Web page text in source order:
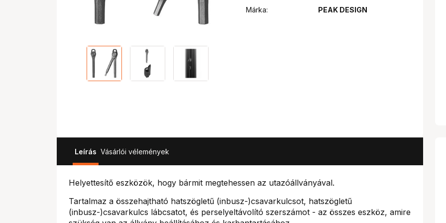
Márka:
PEAK DESIGN
Leírás Vásárlói vélemények
Helyettesítő eszközök, hogy bármit megtehessen az utazóállványával.
Tartalmaz a összehajtható hatszögletű (inbusz-)csavarkulcsot, hatszögletű
(inbusz-)csavarkulcs lábcsatot, és perselyeltávolító szerszámot - az összes eszköz, amire